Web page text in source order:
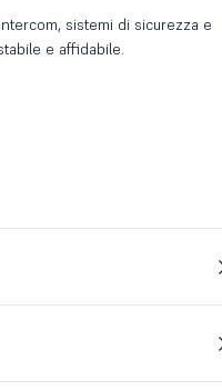
sistemi di sicurezza e
e affidabile.